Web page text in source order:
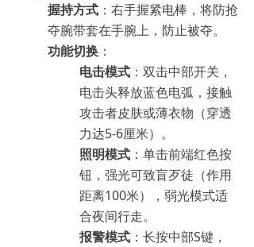
握持方式 ：右手握紧电棒，将防抢
夺腕带套在手腕上，防止被夺。
功能切换 ：
电击模式 ：双击中部开关，
电击头释放蓝色电弧，接触
攻击者皮肤或薄衣物（穿透
力达5-6厘米）。
照明模式 ：单击前端红色按
钮，强光可致盲歹徒（作用
距离100米），弱光模式适
合夜间行走。
报警模式 ：长按中部S键，